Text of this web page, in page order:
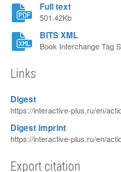
Full text
501.42Kb
BITS XML
Book Interchange Tag
Links
Digest
https://interactive-plus.ru/en/
Digest imprint
https://interactive-plus.ru/en/
Export citation